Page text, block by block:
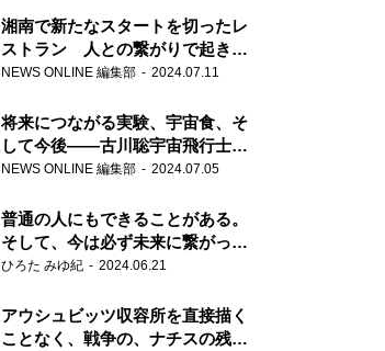
湘南で新たなスタートを切ったレ
ストラン 人との繋がりで起きた
奇跡
NEWS ONLINE 編集部 2024.07.11
将来につながる実験、宇宙食、そ
して今後――古川聡宇宙飛行士単
独インタビュー
NEWS ONLINE 編集部 2024.07.05
普通の人にもできることがある。
そして、今は必ず未来に繋がって
いく……『ONE LIFE 奇跡が繋い
ひろた みゆ紀 2024.06.21
アウシュビッツ収容所を直接描く
ことなく、戦争の、ナチスの残虐